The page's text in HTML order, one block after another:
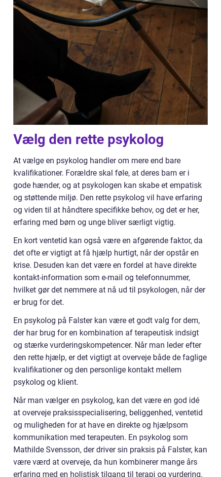
Vælg den rette psykolog
At vælge en psykolog handler om mere end bare
kvalifikationer. Forældre skal føle, at deres barn er i
gode hænder, og at psykologen kan skabe et empatisk
og støttende miljø. Den rette psykolog vil have erfaring
og viden til at håndtere specifikke behov, og det er her,
erfaring med børn og unge bliver særligt vigtig.
En kort ventetid kan også være en afgørende faktor, da
det ofte er vigtigt at få hjælp hurtigt, når der opstår en
krise. Desuden kan det være en fordel at have direkte
kontakt-information som e-mail og telefonnummer,
hvilket gør det nemmere at nå ud til psykologen, når der
er brug for det.
En psykolog på Falster kan være et godt valg for dem,
der har brug for en kombination af terapeutisk indsigt
og stærke vurderingskompetencer. Når man leder efter
den rette hjælp, er det vigtigt at overveje både de faglige
kvalifikationer og den personlige kontakt mellem
psykolog og klient.
Når man vælger en psykolog, kan det være en god idé
at overveje praksisspecialisering, beliggenhed, ventetid
og muligheden for at have en direkte og hjælpsom
kommunikation med terapeuten. En psykolog som
Mathilde Svensson, der driver sin praksis på Falster, kan
være værd at overveje, da hun kombinerer mange års
erfaring med en holistisk tilgang til terapi og vurdering.